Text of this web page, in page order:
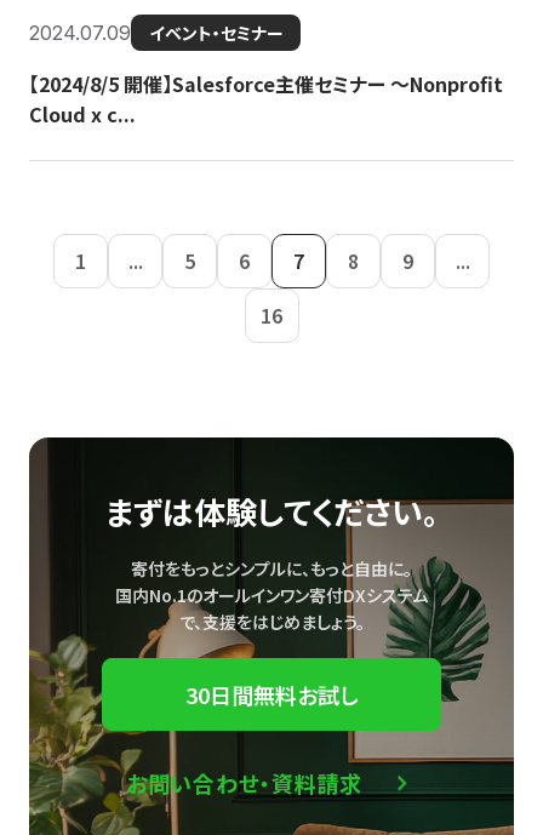
2024.07.09 イベント・セミナー
【2024/8/5 開催】Salesforce主催セミナー 〜Nonprofit
Cloud x c...
1 ... 5 6 7 8 9
...
16
まずは体験してください。
寄付をもっとシンプルに、もっと自由に。
国内No.1のオールインワン寄付DXシステム
で、支援をはじめましょう。
30日間無料お試し
お問い合わせ・資料請求